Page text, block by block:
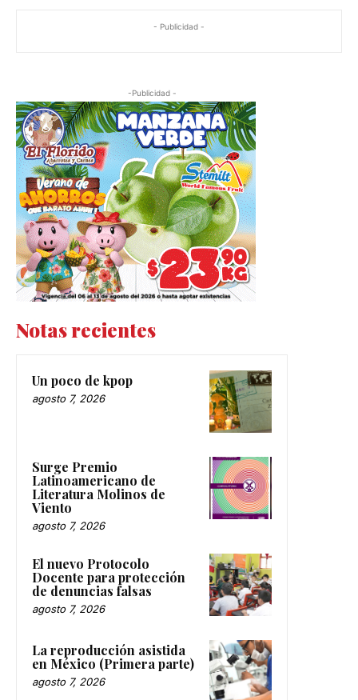
- Publicidad -
-Publicidad -
Notas recientes
Un poco de kpop
agosto 7, 2026
Surge Premio
Latinoamericano de
Literatura Molinos de
Viento
agosto 7, 2026
El nuevo Protocolo
Docente para protección
de denuncias falsas
agosto 7, 2026
La reproducción asistida
en México (Primera parte)
agosto 7, 2026